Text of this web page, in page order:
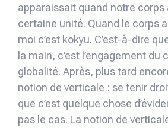
apparaissait quand notre corps
certaine unité. Quand le corps
moi c’est kokyu. C’est-à-dire
la main, c’est l’engagement du
globalité. Après, plus tard
notion de verticale : se tenir
que c’est quelque chose
pas le cas. La notion de